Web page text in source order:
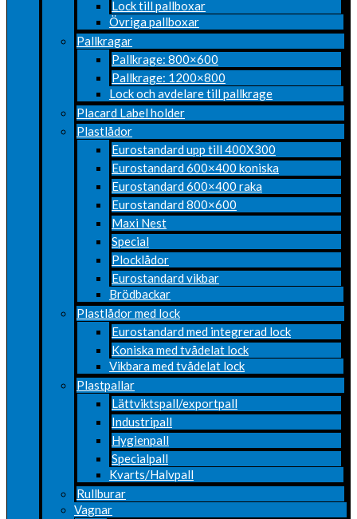
Lock till pallboxar
Övriga pallboxar
Pallkragar
Pallkrage: 800×600
Pallkrage: 1200×800
Lock och avdelare till pallkrage
Placard Label holder
Plastlådor
Eurostandard upp till 400X300
Eurostandard 600×400 koniska
Eurostandard 600×400 raka
Eurostandard 800×600
Maxi Nest
Special
Plocklådor
Eurostandard vikbar
Brödbackar
Plastlådor med lock
Eurostandard med integrerad lock
Koniska med tvådelat lock
Vikbara med tvådelat lock
Plastpallar
Lättviktspall/exportpall
Industripall
Hygienpall
Specialpall
Kvarts/Halvpall
Rullburar
Vagnar